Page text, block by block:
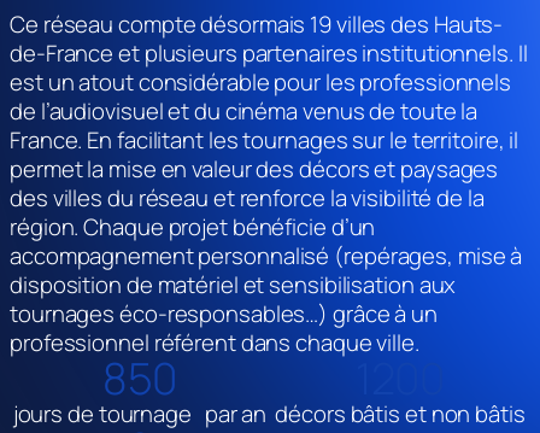
Ce réseau compte désormais 19 villes des Hauts-
de-France et plusieurs partenaires institutionnels. Il
est un atout considérable pour les professionnels
de l’audiovisuel et du cinéma venus de toute la
France. En facilitant les tournages sur le territoire, il
permet la mise en valeur des décors et paysages
des villes du réseau et renforce la visibilité de la
région. Chaque projet bénéficie d’un
accompagnement personnalisé (repérages, mise à
disposition de matériel et sensibilisation aux
tournages éco-responsables…) grâce à un
professionnel référent dans chaque ville.
850
jours de tournage par an décors bâtis et non bâtis